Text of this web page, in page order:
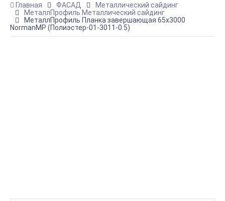
Главная ФАСАД
Металлический сайдинг
МеталлПрофиль Металлический сайдинг
МеталлПрофиль Планка завершающая 65х3000
NormanMP (Полиэстер-01-3011-0.5)